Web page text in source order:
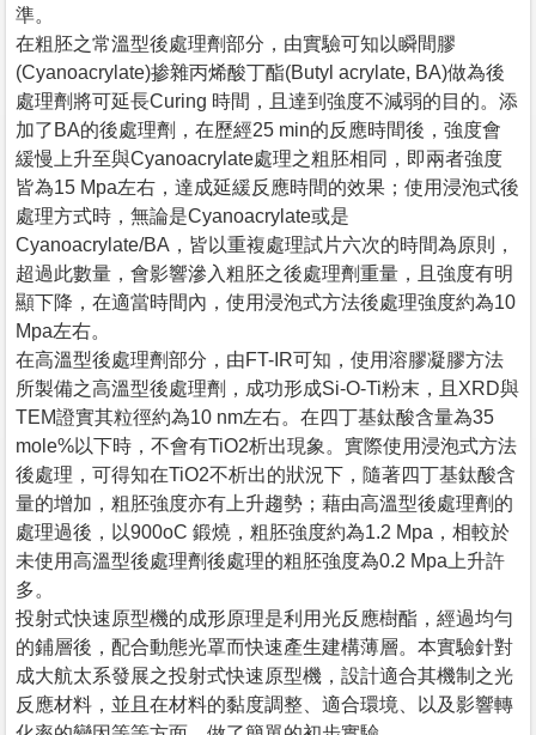
準。
在粗胚之常溫型後處理劑部分，由實驗可知以瞬間膠
(Cyanoacrylate)掺雜丙烯酸丁酯(Butyl acrylate, BA)做為後
處理劑將可延長Curing 時間，且達到強度不減弱的目的。添
加了BA的後處理劑，在歷經25 min的反應時間後，強度會
緩慢上升至與Cyanoacrylate處理之粗胚相同，即兩者強度
皆為15 Mpa左右，達成延緩反應時間的效果；使用浸泡式後
處理方式時，無論是Cyanoacrylate或是
Cyanoacrylate/BA，皆以重複處理試片六次的時間為原則，
超過此數量，會影響滲入粗胚之後處理劑重量，且強度有明
顯下降，在適當時間內，使用浸泡式方法後處理強度約為10
Mpa左右。
在高溫型後處理劑部分，由FT-IR可知，使用溶膠凝膠方法
所製備之高溫型後處理劑，成功形成Si-O-Ti粉末，且XRD與
TEM證實其粒徑約為10 nm左右。在四丁基鈦酸含量為35
mole%以下時，不會有TiO2析出現象。實際使用浸泡式方法
後處理，可得知在TiO2不析出的狀況下，隨著四丁基鈦酸含
量的增加，粗胚強度亦有上升趨勢；藉由高溫型後處理劑的
處理過後，以900oC 鍛燒，粗胚強度約為1.2 Mpa，相較於
未使用高溫型後處理劑後處理的粗胚強度為0.2 Mpa上升許
多。
投射式快速原型機的成形原理是利用光反應樹酯，經過均勻
的鋪層後，配合動態光罩而快速產生建構薄層。本實驗針對
成大航太系發展之投射式快速原型機，設計適合其機制之光
反應材料，並且在材料的黏度調整、適合環境、以及影響轉